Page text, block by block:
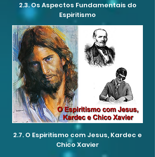
2.3. Os Aspectos Fundamentais do
Espiritismo
2.7. O Espiritismo com Jesus, Kardec e
Chico Xavier